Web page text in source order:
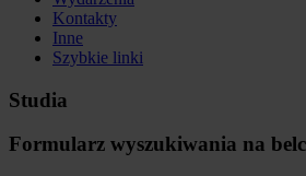
Kontakty
Inne
Szybkie linki
Studia
Formularz wyszukiwania na